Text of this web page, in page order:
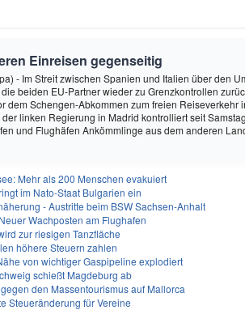
Einreisen gegenseitig
- Im Streit zwischen Spanien und Italien über den
beiden EU-Partner wieder zu Grenzkontrollen
dem Schengen-Abkommen zum freien Reiseverkehr
linken Regierung in Madrid kontrolliert seit
und Flughäfen Ankömmlinge aus dem anderen
Mehr als 200 Menschen evakuiert
im Nato-Staat Bulgarien ein
- Austritte beim BSW Sachsen-Anhalt
Wachposten am Flughafen
zur riesigen Tanzfläche
höhere Steuern zahlen
von wichtiger Gaspipeline explodiert
schießt Magdeburg ab
den Massentourismus auf Mallorca
Steueränderung für Vereine